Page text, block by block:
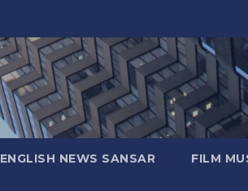
ENGLISH NEWS SANSAR FILM